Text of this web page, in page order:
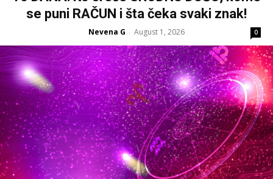
se puni RAČUN i šta čeka svaki znak!
Nevena G - August 1, 2026 0